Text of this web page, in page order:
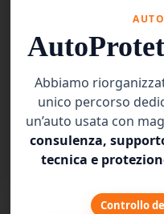
Continua a leggere
AUTO
Abbiamo
unico percorso
un’auto usata con
consulenza,
tecnica e
Controllo